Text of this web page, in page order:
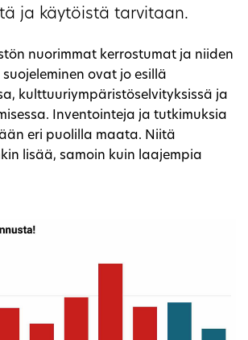
ja käytöistä tarvitaan.
nuorimmat kerrostumat ja niiden
ovat jo esillä
kulttuuriympäristöselvityksissä ja
Inventointeja ja tutkimuksia
eri puolilla maata. Niitä
lisää, samoin kuin laajempia